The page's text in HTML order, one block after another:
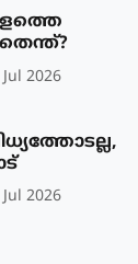
Jul 2026
Jul 2026